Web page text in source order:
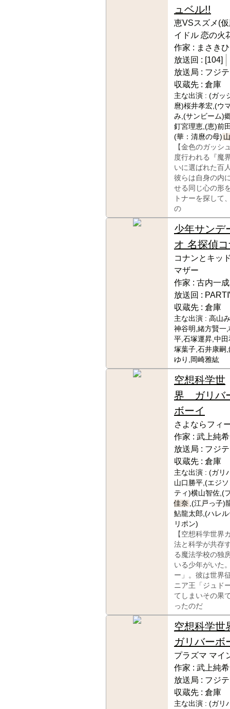
ュベル!!
恵VSスズメ(
イドル 恋の火
作家 : まさき
放送回 : [104]
放送局 : フジ
収蔵先 : 倉庫
主な出演 : (ガッ
麿)桜井孝宏,(ウ
み,(サンビーム)
釘宮理恵,(恵)前
(華：清麿の母)
【金色のガッ
度行われる『魔
いに選ばれた百
彼らは自身の内
せる同じ心の形
トナーを探して
の
少年サンデ
オ 名探偵
コナンとキッ
マザー
作家 : 古内一成
放送回 :
収蔵先 : 倉庫
主な出演 : 高山
神谷明,緒方賢一
平,石塚運昇,中
塚葉子,石井康嗣
ゆり,岡崎雅紘
空想科学世
界 ガリバ
ボーイ
さよならフィ
作家 : 武上純希
放送局 : フジ
収蔵先 : 倉庫
主な出演 : (ガリ
山口勝平,(エジ
ティ)横山智佐,(
佳奈 ,(江戸っ子)
鮎龍太郎,(ハレ
リポン)
【空想科学世界
法と科学が共存
る魔法学校の独
いる少年がいた
ー」。彼は世界
ニア王「ジュド
てしまいその果
ったのだ
空想科学
ガリバーボ
プラズマ マイ
作家 : 武上純希
放送局 : フジ
収蔵先 : 倉庫
主な出演 : (ガリ